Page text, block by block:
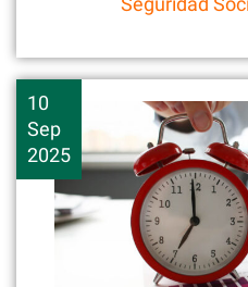
10
Sep
2025